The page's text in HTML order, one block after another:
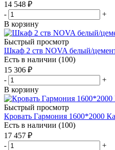
14 548 ₽
-
+
В корзину
Быстрый просмотр
Шкаф 2 ств NOVA белый/
Есть в наличии (100)
15 306 ₽
-
+
В корзину
Быстрый просмотр
Кровать Гармония 1600*2000
Есть в наличии (100)
17 457 ₽
-
+